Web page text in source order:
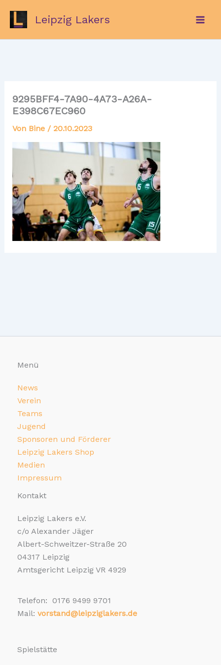
springen
Leipzig Lakers
9295BFF4-7A90-4A73-A26A-
E398C67EC960
Von Bine / 20.10.2023
Menü
News
Verein
Teams
Jugend
Sponsoren und Förderer
Leipzig Lakers Shop
Medien
Impressum
Kontakt
Leipzig Lakers e.V.
c/o Alexander Jäger
Albert-Schweitzer-Straße 20
04317 Leipzig
Amtsgericht Leipzig VR 4929
Telefon: 0176 9499 9701
Mail: vorstand@leipziglakers.de
Spielstätte